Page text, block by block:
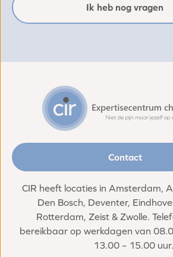
Ik heb nog vragen
Contact
CIR heeft locaties in Amsterdam,
Den Bosch, Deventer,
Rotterdam, Zeist & Zwolle.
bereikbaar op werkdagen van
13.00 – 15.00 uur.